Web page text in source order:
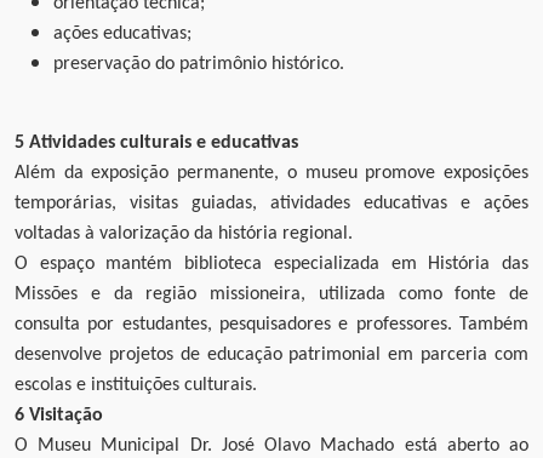
orientação técnica;
ações educativas;
preservação do patrimônio histórico.
5 Atividades culturais e educativas
Além da exposição permanente, o museu promove exposições
temporárias, visitas guiadas, atividades educativas e ações
voltadas à valorização da história regional.
O espaço mantém biblioteca especializada em História das
Missões e da região missioneira, utilizada como fonte de
consulta por estudantes, pesquisadores e professores. Também
desenvolve projetos de educação patrimonial em parceria com
escolas e instituições culturais.
6 Visitação
O Museu Municipal Dr. José Olavo Machado está aberto ao